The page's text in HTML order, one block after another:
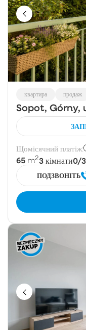
квартира продаж
Sopot, Górny,
Щомісячний платіж:
65 m23 кімнати0/3
ПОДЗВОНІТЬ